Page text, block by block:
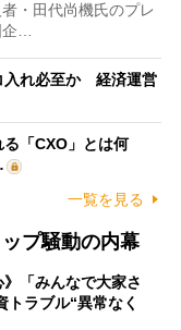
・田代尚機氏のプレ
企…
入れ必至か 経済運営
「CXO」とは何
一覧を見る
プ騒動の内幕
》「みんなで大家さ
トラブル“異常なく